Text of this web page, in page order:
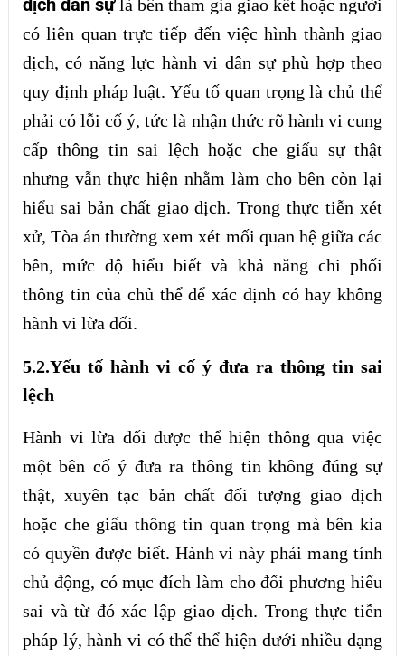
dịch dân sựlà bên tham gia giao kết hoặc người
có liên quan trực tiếp đến việc hình thành giao
dịch, có năng lực hành vi dân sự phù hợp theo
quy định pháp luật. Yếu tố quan trọng là chủ thể
phải có lỗi cố ý, tức là nhận thức rõ hành vi cung
cấp thông tin sai lệch hoặc che giấu sự thật
nhưng vẫn thực hiện nhằm làm cho bên còn lại
hiểu sai bản chất giao dịch. Trong thực tiễn xét
xử, Tòa án thường xem xét mối quan hệ giữa các
bên, mức độ hiểu biết và khả năng chi phối
thông tin của chủ thể để xác định có hay không
hành vi lừa dối.
5.2.Yếu tố hành vi cố ý đưa ra thông tin sai
lệch
Hành vi lừa dối được thể hiện thông qua việc
một bên cố ý đưa ra thông tin không đúng sự
thật, xuyên tạc bản chất đối tượng giao dịch
hoặc che giấu thông tin quan trọng mà bên kia
có quyền được biết. Hành vi này phải mang tính
chủ động, có mục đích làm cho đối phương hiểu
sai và từ đó xác lập giao dịch. Trong thực tiễn
pháp lý, hành vi có thể thể hiện dưới nhiều dạng